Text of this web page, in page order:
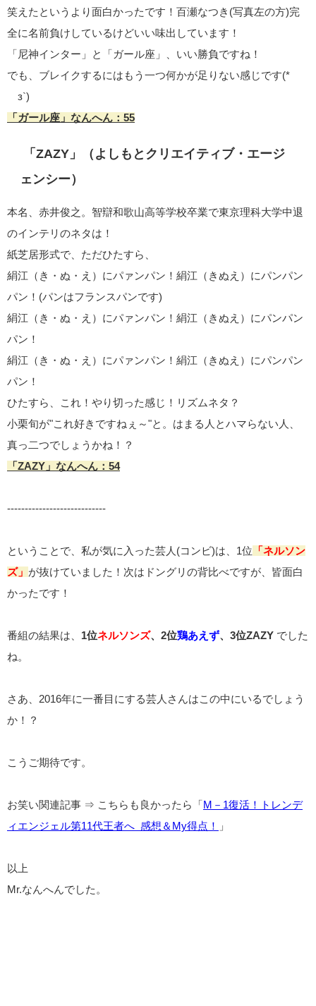
笑えたというより面白かったです！百瀬なつき(写真左の方)完
全に名前負けしているけどいい味出しています！
「尼神インター」と「ガール座」、いい勝負ですね！
でも、ブレイクするにはもう一つ何かが足りない感じです(*
´з`)
「ガール座」なんへん：55
「ZAZY」（よしもとクリエイティブ・エージ
ェンシー）
本名、赤井俊之。智辯和歌山高等学校卒業で東京理科大学中退
のインテリのネタは！
紙芝居形式で、ただひたすら、
絹江（き・ぬ・え）にパァンパン！絹江（きぬえ）にパンパン
パン！(パンはフランスパンです)
絹江（き・ぬ・え）にパァンパン！絹江（きぬえ）にパンパン
パン！
絹江（き・ぬ・え）にパァンパン！絹江（きぬえ）にパンパン
パン！
ひたすら、これ！やり切った感じ！リズムネタ？
小栗旬が"これ好きですねぇ～"と。はまる人とハマらない人、
真っ二つでしょうかね！？
「ZAZY」なんへん：54
----------------------------
ということで、私が気に入った芸人(コンビ)は、1位 「ネルソン
ズ」 が抜けていました！次はドングリの背比べですが、皆面白
かったです！
番組の結果は、 1位ネルソンズ、2位鶏あえず、3位ZAZY でした
ね。
さあ、2016年に一番目にする芸人さんはこの中にいるでしょう
か！？
こうご期待です。
お笑い関連記事 ⇒ こちらも良かったら「 M－1復活！トレンデ
ィエンジェル第11代王者へ 感想＆My得点！
」
以上
Mr.なんへんでした。